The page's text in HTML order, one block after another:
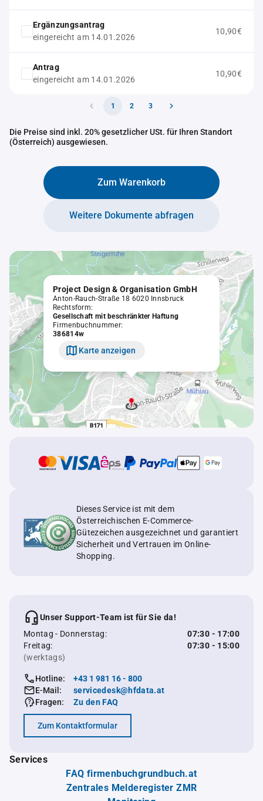
Ergänzungsantrag
eingereicht am 14.01.2026
10,90€
Antrag
eingereicht am 14.01.2026
10,90€
1 2 3
Die Preise sind inkl. 20% gesetzlicher USt. für Ihren Standort
(Österreich) ausgewiesen.
Zum Warenkorb
Weitere Dokumente abfragen
Project Design & Organisation GmbH
Anton-Rauch-Straße 18 6020 Innsbruck
Rechtsform:
Gesellschaft mit beschränkter Haftung
Firmenbuchnummer:
386814w
Karte anzeigen
Dieses Service ist mit dem
Österreichischen E-Commerce-
Gütezeichen ausgezeichnet und garantiert
Sicherheit und Vertrauen im Online-
Shopping.
Unser Support-Team ist für Sie da!
Montag - Donnerstag:
07:30 - 17:00
Freitag:
07:30 - 15:00
(werktags)
Hotline:
+43 1 981 16 - 800
E-Mail:
servicedesk@hfdata.at
Fragen:
Zu den FAQ
Zum Kontaktformular
Services
FAQ firmenbuchgrundbuch.at
Zentrales Melderegister ZMR